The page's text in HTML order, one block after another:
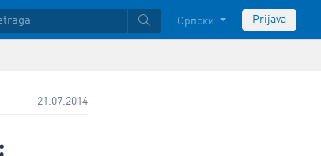
Српски Prijava
21.07.2014